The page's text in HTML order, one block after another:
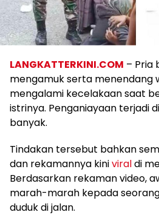
LANGKATTERKINI.COM – Pria
mengamuk serta menendang
mengalami kecelakaan saat
istrinya. Penganiayaan terjadi
banyak.
Tindakan tersebut bahkan
dan rekamannya kiniviraldi
Berdasarkan rekaman video,
marah-marah kepada
duduk di jalan.